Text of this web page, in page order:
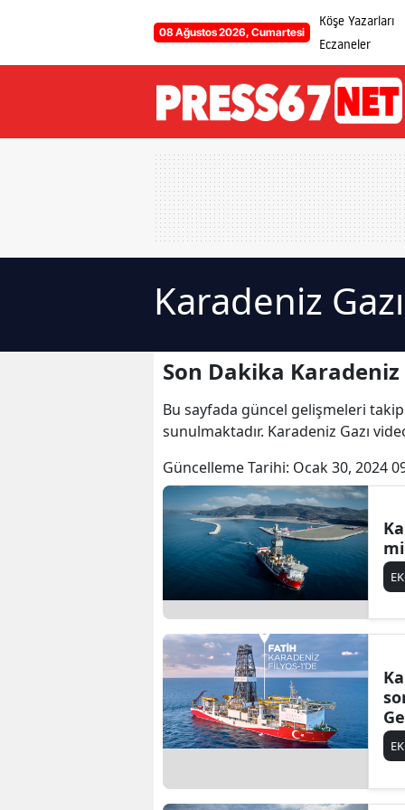
08 Ağustos 2026, Cumartesi
Köşe Yazarları
Eczaneler
Karadeniz
Son Dakika Karadeniz
Bu sayfada güncel gelişmeleri
sunulmaktadır. Karadeniz Gazı
Güncelleme Tarihi: Ocak 30, 2024